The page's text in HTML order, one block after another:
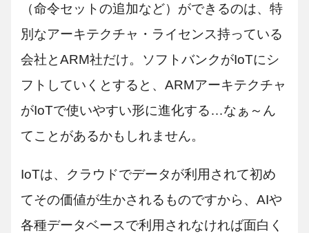
（命令セットの追加など）ができるのは、特
別なアーキテクチャ・ライセンス持っている
会社とARM社だけ。ソフトバンクがIoTにシ
フトしていくとすると、ARMアーキテクチャ
がIoTで使いやすい形に進化する…なぁ～ん
てことがあるかもしれません。
IoTは、クラウドでデータが利用されて初め
てその価値が生かされるものですから、AIや
各種データベースで利用されなければ面白く